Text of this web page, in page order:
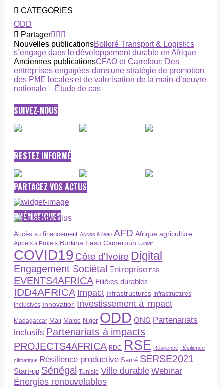
CATEGORIES
ODD
Partager
Nouvelles publicationsBolloré Transport & Logistics
s’engage dans le développement durable en Afrique
Anciennes publicationsCFAO et Carrefour: Des
entreprises engagées dans une stratégie de promotion
des PME locales et de valorisation de la main-d’oeuvre
nationale – Étude de cas
SUIVEZ-NOUS
RESTEZ INFORMÉ
PARTAGEZ VOS ACTUS
THÉMATIQUES
Accès au financement Accès à l’eau AFD Afrique agriculture
Appels à Projets Burkina Faso Cameroun Climat
COVID19 Côte d'Ivoire Digital
Engagement Sociétal Entreprise ESS
EVENTS4AFRICA Filières durables
IDD4AFRICA Impact Infrastructures Infrastructures
inclusives Innovation Investissement à impact
Madagascar Mali Maroc Niger ODD ONG Partenariats
inclusifs Partenariats à impacts
PROJECTS4AFRICA RDC RSE Résilience Résilience
climatique Résilience productive Santé SERSE2021
Start-up Sénégal Tunisie Ville durable Webinar
Énergies renouvelables